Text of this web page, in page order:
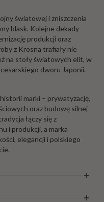
światowej i zniszczenia
blask. Kolejne dekady
produkcji oraz
z Krosna trafiały nie
na stoły światowych elit, w
dworu Japonii.
marki – prywatyzację,
oraz budowę silnej
łączy się z
i produkcji, a marka
elegancji i polskiego